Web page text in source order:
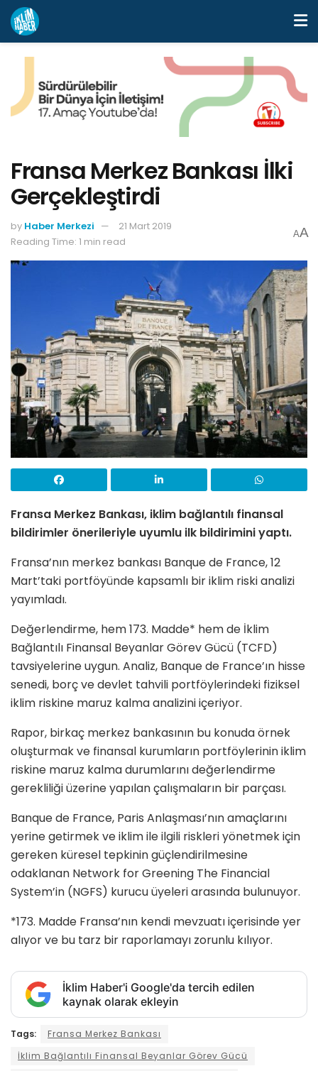
Fransa Merkez Bankası İlki
Gerçekleştirdi
by Haber Merkezi
21 Mart 2019
Reading Time: 1 min read
AA
Fransa Merkez Bankası, iklim bağlantılı finansal
bildirimler önerileriyle uyumlu ilk bildirimini yaptı.
Fransa’nın merkez bankası Banque de France, 12
Mart’taki portföyünde kapsamlı bir iklim riski analizi
yayımladı.
Değerlendirme, hem 173. Madde* hem de İklim
Bağlantılı Finansal Beyanlar Görev Gücü (TCFD)
tavsiyelerine uygun. Analiz, Banque de France’ın hisse
senedi, borç ve devlet tahvili portföylerindeki fiziksel
iklim riskine maruz kalma analizini içeriyor.
Rapor, birkaç merkez bankasının bu konuda örnek
oluşturmak ve finansal kurumların portföylerinin iklim
riskine maruz kalma durumlarını değerlendirme
gerekliliği üzerine yapılan çalışmaların bir parçası.
Banque de France, Paris Anlaşması’nın amaçlarını
yerine getirmek ve iklim ile ilgili riskleri yönetmek için
gereken küresel tepkinin güçlendirilmesine
odaklanan Network for Greening The Financial
System’in (NGFS) kurucu üyeleri arasında bulunuyor.
*173. Madde Fransa’nın kendi mevzuatı içerisinde yer
alıyor ve bu tarz bir raporlamayı zorunlu kılıyor.
İklim Haber'i Google'da tercih edilen
kaynak olarak ekleyin
Tags:
Fransa Merkez Bankası
İklim Bağlantılı Finansal Beyanlar Görev Gücü